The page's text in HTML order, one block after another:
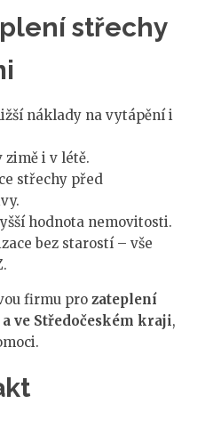
střechy
náklady na vytápění i
i v létě.
střechy před
hodnota nemovitosti.
bez starostí – vše
firmu pro zateplení
ve Středočeském kraji,